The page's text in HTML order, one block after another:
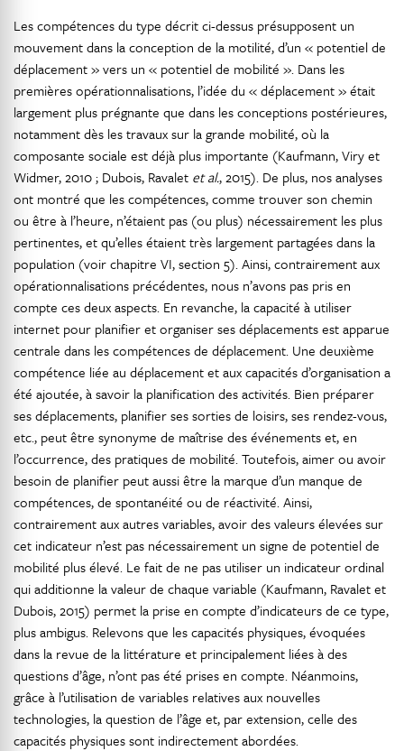
Les compétences du type décrit ci-dessus présupposent un
mouvement dans la conception de la motilité, d’un « potentiel de
déplacement » vers un « potentiel de mobilité ». Dans les
premières opérationnalisations, l’idée du « déplacement » était
largement plus prégnante que dans les conceptions postérieures,
notamment dès les travaux sur la grande mobilité, où la
composante sociale est déjà plus importante (Kaufmann, Viry et
Widmer, 2010 ; Dubois, Ravalet et al., 2015). De plus, nos analyses
ont montré que les compétences, comme trouver son chemin
ou être à l’heure, n’étaient pas (ou plus) nécessairement les plus
pertinentes, et qu’elles étaient très largement partagées dans la
population (voir chapitre VI, section 5). Ainsi, contrairement aux
opérationnalisations précédentes, nous n’avons pas pris en
compte ces deux aspects. En revanche, la capacité à utiliser
internet pour planifier et organiser ses déplacements est apparue
centrale dans les compétences de déplacement. Une deuxième
compétence liée au déplacement et aux capacités d’organisation a
été ajoutée, à savoir la planification des activités. Bien préparer
ses déplacements, planifier ses sorties de loisirs, ses rendez-vous,
etc., peut être synonyme de maîtrise des événements et, en
l’occurrence, des pratiques de mobilité. Toutefois, aimer ou avoir
besoin de planifier peut aussi être la marque d’un manque de
compétences, de spontanéité ou de réactivité. Ainsi,
contrairement aux autres variables, avoir des valeurs élevées sur
cet indicateur n’est pas nécessairement un signe de potentiel de
mobilité plus élevé. Le fait de ne pas utiliser un indicateur ordinal
qui additionne la valeur de chaque variable (Kaufmann, Ravalet et
Dubois, 2015) permet la prise en compte d’indicateurs de ce type,
plus ambigus. Relevons que les capacités physiques, évoquées
dans la revue de la littérature et principalement liées à des
questions d’âge, n’ont pas été prises en compte. Néanmoins,
grâce à l’utilisation de variables relatives aux nouvelles
technologies, la question de l’âge et, par extension, celle des
capacités physiques sont indirectement abordées.